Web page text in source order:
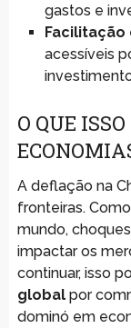
gastos e
acessíveis
O QUE
A deflação na
fronteiras.
mundo,
impactar os
continuar, isso
globalpor
dominó em